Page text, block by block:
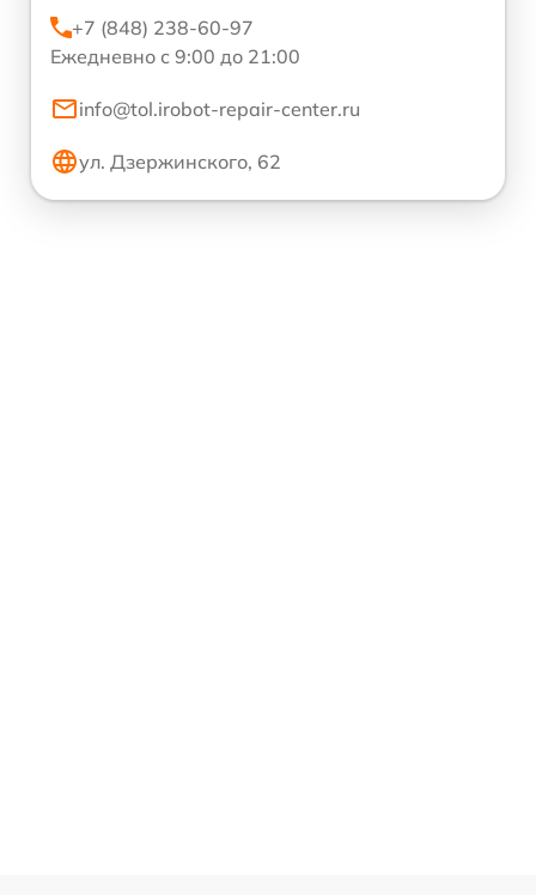
+7 (848) 238-60-97
Ежедневно с 9:00 до 21:00
info@tol.irobot-repair-center.ru
ул. Дзержинского, 62